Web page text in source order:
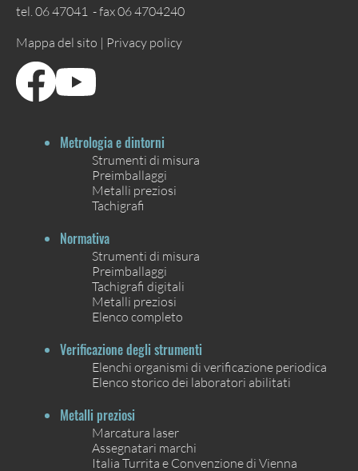
tel. 06 47041 - fax 06 4704240
Mappa del sito | Privacy policy
Metrologia e dintorni
Strumenti di misura
Preimballaggi
Metalli preziosi
Tachigrafi
Normativa
Strumenti di misura
Preimballaggi
Tachigrafi digitali
Metalli preziosi
Elenco completo
Verificazione degli strumenti
Elenchi organismi di verificazione periodica
Elenco storico dei laboratori abilitati
Metalli preziosi
Marcatura laser
Assegnatari marchi
Italia Turrita e Convenzione di Vienna